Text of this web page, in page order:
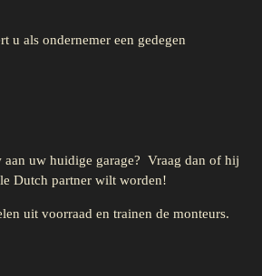
u als ondernemer een gedegen
uw huidige garage? Vraag dan of hij
Dutch partner wilt worden!
uit voorraad en trainen de monteurs.